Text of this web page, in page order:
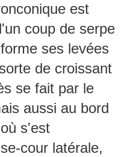
est
coup de serpe
ses levées
de croissant
se fait par le
aussi au bord
s'est
cour latérale,